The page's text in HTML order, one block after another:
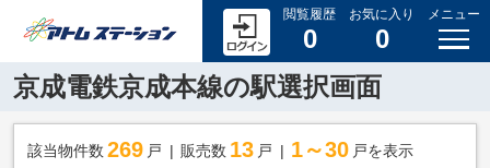
閲覧履歴
0
お気に入り
0
メニュー
京成電鉄京成本線の駅選択画面
該当物件数 269 戸 販売数 13 戸 1～30 戸を表示